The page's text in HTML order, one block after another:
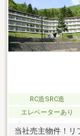
RC造SRC造
エレベーターあり
当社売主物件！リ